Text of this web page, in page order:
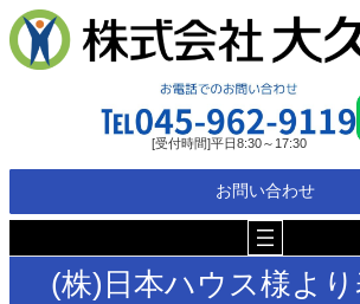
内
容
を
[受付時間]平日8:30～17:30
お問い合わせ
(株)日本ハウス様よ